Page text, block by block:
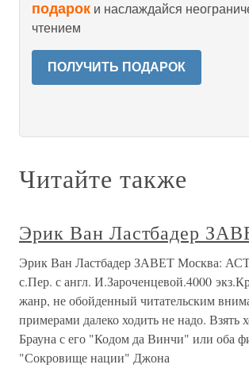
подарок и наслаждайся
чтением
ПОЛУЧИТЬ ПОДАРОК
Читайте также
Эрик Ван Ластбадер
Эрик Ван Ластбадер ЗАВЕТ Москва:
с.Пер. с англ. И.Зароченцевой.4000
жанр, не обойденный читательским
примерами далеко ходить не надо. Взять
Брауна с его "Кодом да Винчи" или оба
"Сокровище нации" Джона